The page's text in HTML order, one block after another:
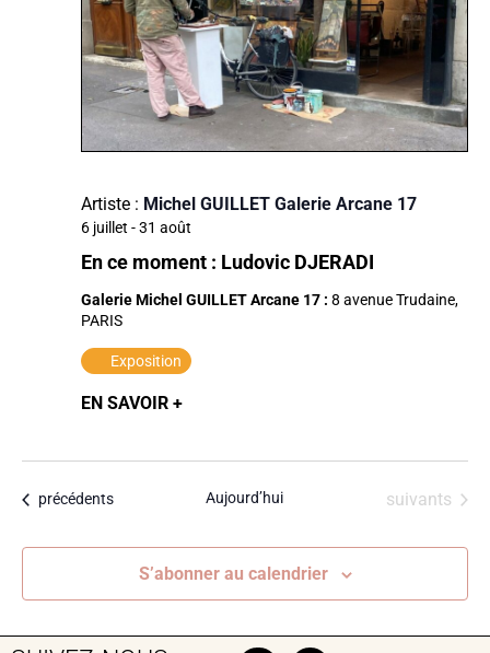
6 juillet -31 août
En ce moment : Ludovic DJERADI
Galerie Michel GUILLET Arcane 17 : 8 avenue Trudaine,
PARIS
Exposition
Artiste : Michel GUILLET Galerie Arcane 17
EN SAVOIR +
Évènements
précédents Aujourd’hui Évènements
suivants
S’abonner au calendrier